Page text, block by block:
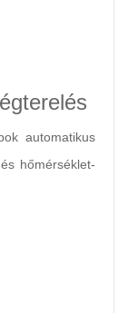
automatikus
hőmérséklet-